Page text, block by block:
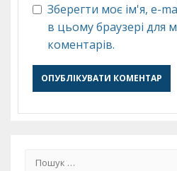
Зберегти моє ім'я, e-
в цьому браузері для
коментарів.
Пошук: